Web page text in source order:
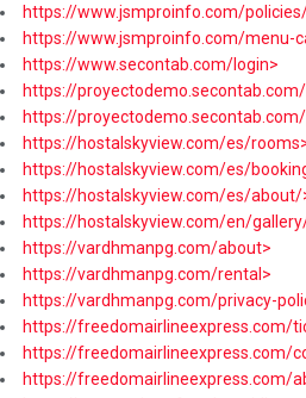
https://www.jsmproinfo.com/
https://www.jsmproinfo.com/menu-
https://www.secontab.com/login>
https://
https://
https://hostalskyview.com/es/
https://hostalskyview.com/es/
https://hostalskyview.com/es/about/
https://hostalskyview.com/en/
https://vardhmanpg.com/about>
https://vardhmanpg.com/rental>
https://vardhmanpg.com/privacy-
https://freedomairlineexpress.com/
https://freedomairlineexpress.com/
https://freedomairlineexpress.com/